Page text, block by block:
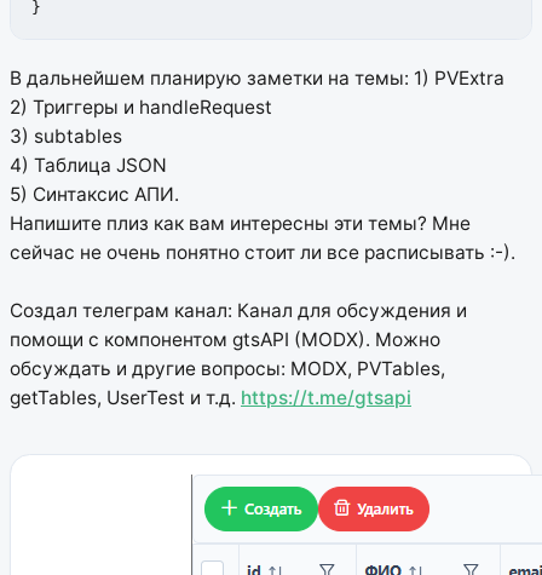
}
В дальнейшем планирую заметки на темы: 1) PVExtra
2) Триггеры и handleRequest
3) subtables
4) Таблица JSON
5) Синтаксис АПИ.
Напишите плиз как вам интересны эти темы? Мне
сейчас не очень понятно стоит ли все расписывать :-).
Создал телеграм канал: Канал для обсуждения и
помощи с компонентом gtsAPI (MODX). Можно
обсуждать и другие вопросы: MODX, PVTables,
getTables, UserTest и т.д. https://t.me/gtsapi